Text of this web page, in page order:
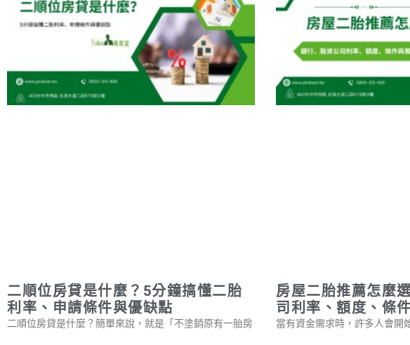
二順位房貸是什麼？5分鐘搞懂二胎
利率、申請條件與優缺點
二順位房貸是什麼？簡單來說，就是「不塗銷原有一胎房
房屋二胎推薦怎麼
司利率、額度、條
當有資金需求時，許多人會開